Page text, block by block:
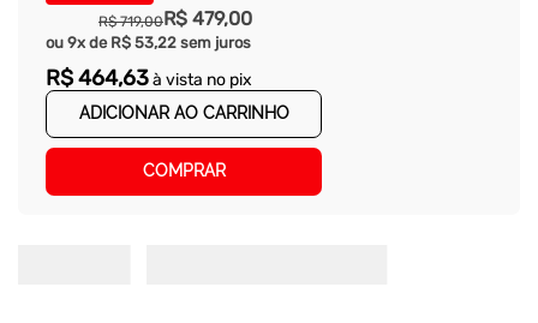
R$ 479,00
R$ 719,00
ou 9x de R$ 53,22 sem juros
R$464,63à vista no pix
ADICIONAR AO CARRINHO
COMPRAR